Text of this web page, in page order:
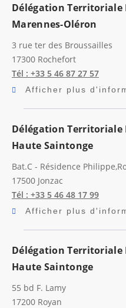
Délégation Territoriale
Marennes-Oléron
3 rue ter des Broussailles
17300 Rochefort
Tél : +33 5 46 87 27 57
Afficher plus
Délégation
Haute Saintonge
Bat.C - Résidence
17500 Jonzac
Tél : +33 5 46 48 17 99
Afficher plus
Délégation
Haute Saintonge
55 bd F. Lamy
17200 Royan